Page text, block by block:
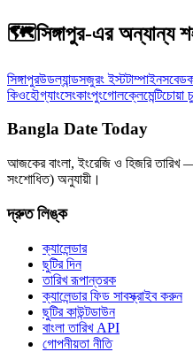
🗺️সিঙ্গাপুর-এর অন্যান্য
সিঙ্গাপুরউডল্যান্ডসজুরং ইস্টটাম্পাইনস
কিওহৌগ্যাংসেংকাংপুংগোলক্লেমেন্টিচোয়া
Bangla Date Today
আজকের বাংলা, ইংরেজি ও হিজরি তারিখ
সংশোধিত) অনুযায়ী।
দ্রুত লিঙ্ক
ক্যালেন্ডার
ছুটির দিন
তারিখ রূপান্তরক
ক্যালেন্ডার ফিড সাবস্ক্রাইব করুন
ছুটির কাউন্টডাউন
বাংলা তারিখ API
গোপনীয়তা নীতি